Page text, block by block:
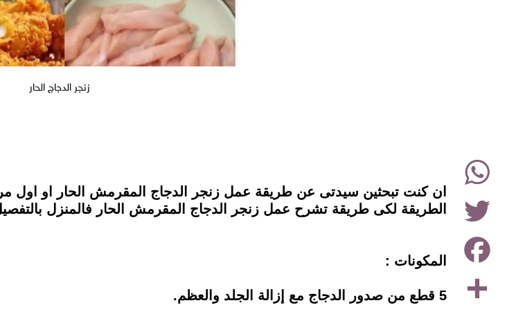
زنجر الدجاج الحار
Share
Facebook
Twitter
WhatsApp
ان كنت تبحثين سيدتى عن طريقة عمل زنجر الدجاج المقرمش الحار او اول
الطريقة لكى طريقة تشرح عمل زنجر الدجاج المقرمش الحار فالمنزل
المكونات :
5 قطع من صدور الدجاج مع إزالة الجلد والعظم.